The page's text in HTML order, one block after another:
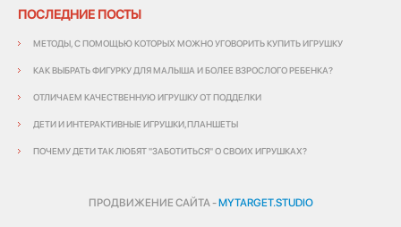
ПОСЛЕДНИЕ ПОСТЫ
МЕТОДЫ, С ПОМОЩЬЮ КОТОРЫХ МОЖНО УГОВОРИТЬ КУПИТЬ ИГРУШКУ
КАК ВЫБРАТЬ ФИГУРКУ ДЛЯ МАЛЫША И БОЛЕЕ ВЗРОСЛОГО РЕБЕНКА?
ОТЛИЧАЕМ КАЧЕСТВЕННУЮ ИГРУШКУ ОТ ПОДДЕЛКИ
ДЕТИ И ИНТЕРАКТИВНЫЕ ИГРУШКИ,ПЛАНШЕТЫ
ПОЧЕМУ ДЕТИ ТАК ЛЮБЯТ "ЗАБОТИТЬСЯ" О СВОИХ ИГРУШКАХ?
ПРОДВИЖЕНИЕ САЙТА -MYTARGET.STUDIO